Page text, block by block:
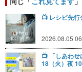
📺️ レシピ先
2026.08.05
📺️ 「しあわ
18（火）夜